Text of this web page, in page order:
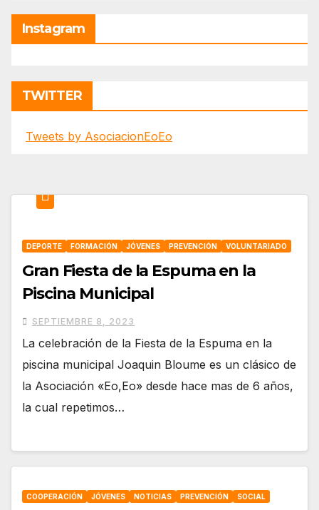
Instagram
TWITTER
Tweets by AsociacionEoEo
DEPORTE FORMACIÓN JÓVENES PREVENCIÓN VOLUNTARIADO
Gran Fiesta de la Espuma en la
Piscina Municipal
SEPTIEMBRE 8, 2023
La celebración de la Fiesta de la Espuma en la
piscina municipal Joaquin Bloume es un clásico de
la Asociación «Eo,Eo» desde hace mas de 6 años,
la cual repetimos…
COOPERACIÓN JÓVENES NOTICIAS PREVENCIÓN SOCIAL